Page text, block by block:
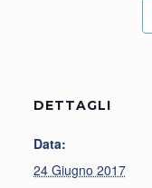
DETTAGLI
Data:
24 Giugno 2017